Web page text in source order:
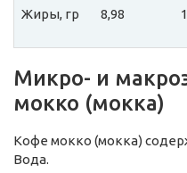
Жиры, гр 8,98
Микро- и
мокко (мокка)
Кофе мокко (мокка)
Вода.